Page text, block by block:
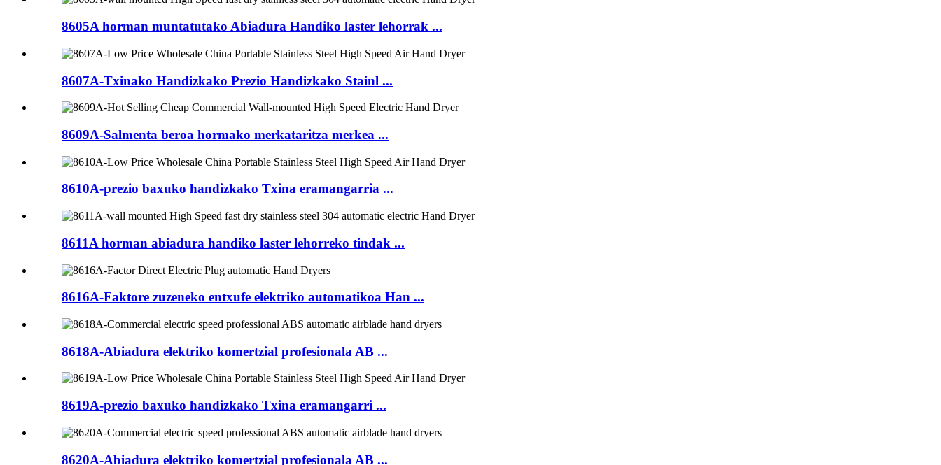
8605A horman muntatutako Abiadura Handiko laster lehorrak ...
8607A-Txinako Handizkako Prezio Handizkako Stainl ...
8609A-Salmenta beroa hormako merkataritza merkea ...
8610A-prezio baxuko handizkako Txina eramangarria ...
8611A horman abiadura handiko laster lehorreko tindak ...
8616A-Faktore zuzeneko entxufe elektriko automatikoa Han ...
8618A-Abiadura elektriko komertzial profesionala AB ...
8619A-prezio baxuko handizkako Txina eramangarri ...
8620A-Abiadura elektriko komertzial profesionala AB ...